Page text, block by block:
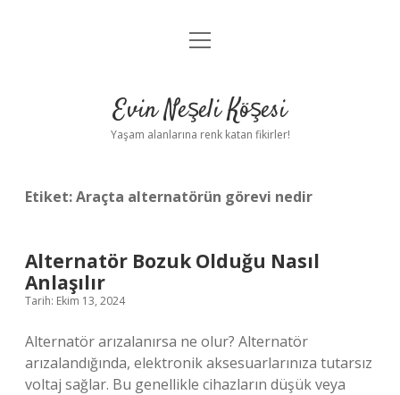
Anasayfa
Yasal Uyarı
menüyü
Evin Neşeli Köşesi
Yaşam alanlarına renk katan fikirler!
Etiket:Araçta alternatörün görevi nedir
Alternatör Bozuk Olduğu Nasıl
Anlaşılır
Tarih: Ekim 13, 2024
Alternatör arızalanırsa ne olur? Alternatör
arızalandığında, elektronik aksesuarlarınıza tutarsız
voltaj sağlar. Bu genellikle cihazların düşük veya